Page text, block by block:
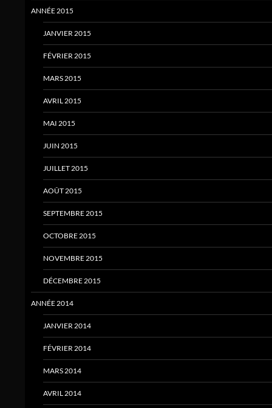
ANNÉE 2015
JANVIER 2015
FÉVRIER 2015
MARS 2015
AVRIL 2015
MAI 2015
JUIN 2015
JUILLET 2015
AOÛT 2015
SEPTEMBRE 2015
OCTOBRE 2015
NOVEMBRE 2015
DÉCEMBRE 2015
ANNÉE 2014
JANVIER 2014
FÉVRIER 2014
MARS 2014
AVRIL 2014